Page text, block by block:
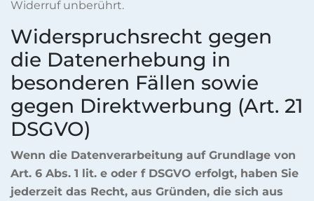
Widerruf unberührt.
Widerspruchsrecht gegen
die Datenerhebung in
besonderen Fällen sowie
gegen Direktwerbung (Art. 21
DSGVO)
Wenn die Datenverarbeitung auf Grundlage von
Art. 6 Abs. 1 lit. e oder f DSGVO erfolgt, haben Sie
jederzeit das Recht, aus Gründen, die sich aus